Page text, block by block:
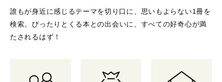
誰もが身近に感じるテーマを切り口に、思いもよらない1冊を
検索。 ぴったりとくる本との出会いに、すべての好奇心が満
たされるはず！